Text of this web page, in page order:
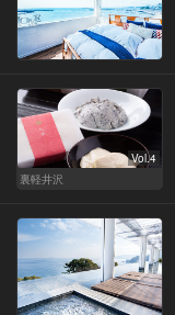
Vol.4
裏軽井沢